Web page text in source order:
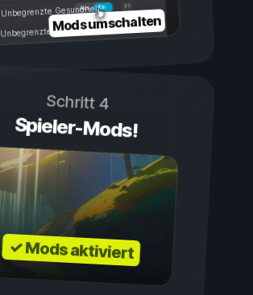
Ein
Aus
Unbegrenzte Gesundheit
Unbegrenzte AusdauerMods umschalten
Schritt 4
Spieler-Mods!
✓ Mods aktiviert